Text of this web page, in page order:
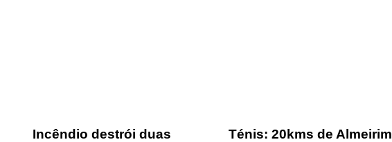
Incêndio destrói duas
Ténis: 20kms de Almeirim